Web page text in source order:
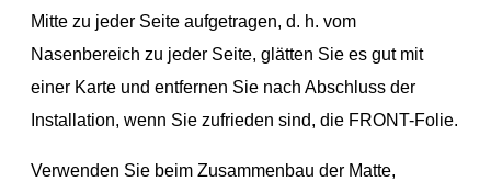
Mitte zu jeder Seite aufgetragen, d. h. vom
Nasenbereich zu jeder Seite, glätten Sie es gut mit
einer Karte und entfernen Sie nach Abschluss der
Installation, wenn Sie zufrieden sind, die FRONT-Folie.
Verwenden Sie beim Zusammenbau der Matte,